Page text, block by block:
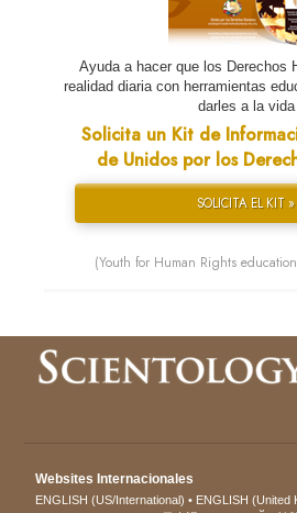
Ayuda a hacer que los Derechos
realidad diaria con herramientas
darles a la vida
Solicita un Kit de
de Unidos por los
SOLICITA EL KIT »
(Youth for Human Rights
Websites Internacionales
ENGLISH (US/International) ENGLISH (United